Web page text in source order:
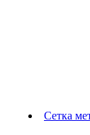
Сетка